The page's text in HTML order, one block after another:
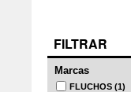
FILTRAR
Marcas
FLUCHOS (1)